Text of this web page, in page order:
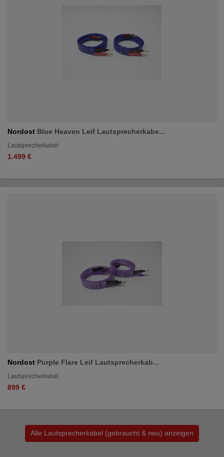
Nordost Blue Heaven Leif Lautsprecherkabe...
Lautsprecherkabel
1.499 €
Nordost Purple Flare Leif Lautsprecherkab...
Lautsprecherkabel
899 €
Alle Lautsprecherkabel (gebraucht & neu) anzeigen